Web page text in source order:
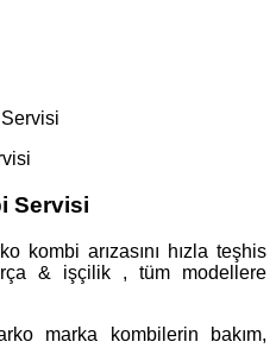
Servisi
kombi arızasını hızla teşhis
& işçilik , tüm modellere
marka kombilerin bakım,